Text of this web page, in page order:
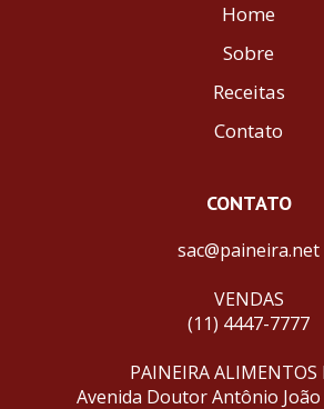
Home
Sobre
Receitas
Contato
CONTATO
sac@paineira.net
VENDAS
(11) 4447-7777
PAINEIRA ALIMENTOS
Avenida Doutor Antônio João